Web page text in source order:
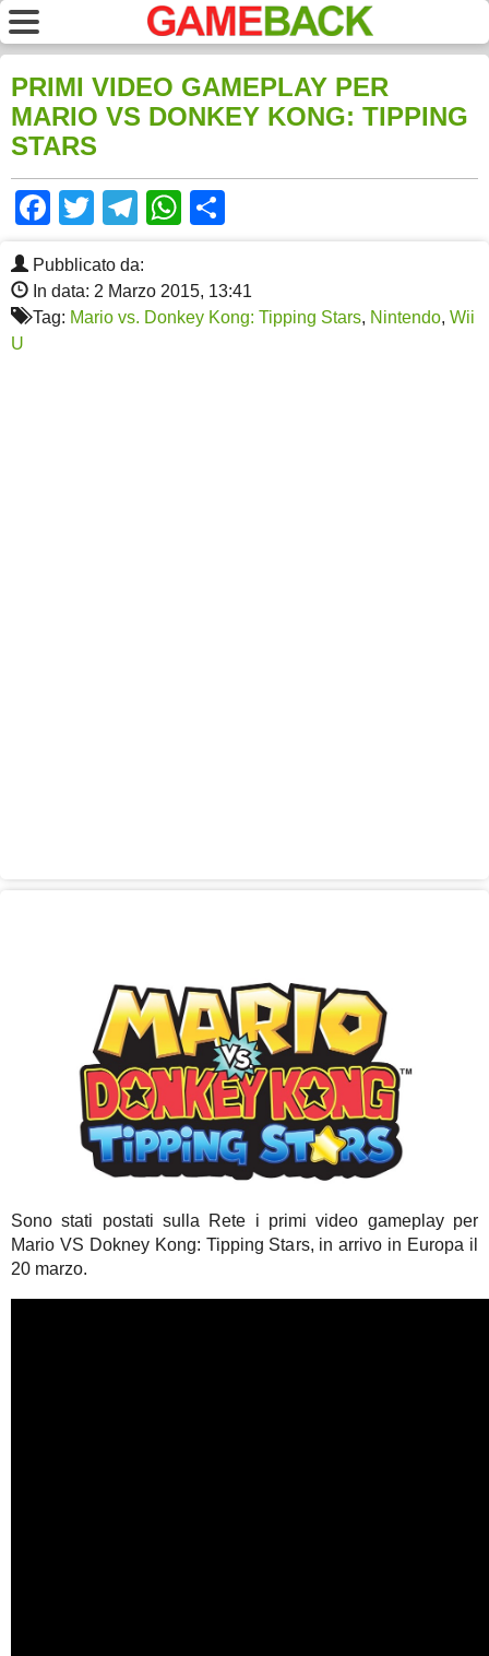
PRIMI VIDEO GAMEPLAY PER
MARIO VS DONKEY KONG: TIPPING
STARS
Facebook
TwitterTelegram
WhatsApp
Pubblicato da:
In data: 2 Marzo 2015, 13:41
Tag: Mario vs. Donkey Kong: Tipping Stars, Nintendo, Wii
U
Sono stati postati sulla Rete i primi video gameplay per
Mario VS Dokney Kong: Tipping Stars, in arrivo in Europa il
20 marzo.